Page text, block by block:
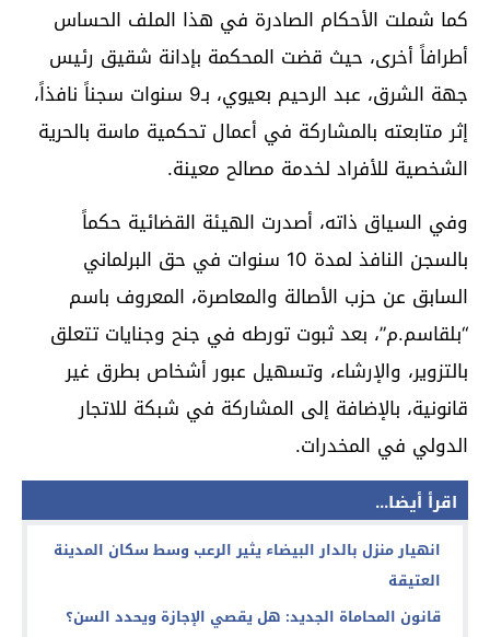
كما شملت الأحكام الصادرة في هذا الملف الحساس
أطرافاً أخرى، حيث قضت المحكمة بإدانة شقيق رئيس
جهة الشرق، عبد الرحيم بعيوي، بـ9 سنوات سجناً نافذاً،
إثر متابعته بالمشاركة في أعمال تحكمية ماسة بالحرية
الشخصية للأفراد لخدمة مصالح معينة.
وفي السياق ذاته، أصدرت الهيئة القضائية حكماً
بالسجن النافذ لمدة 10 سنوات في حق البرلماني
السابق عن حزب الأصالة والمعاصرة، المعروف باسم
“بلقاسم.م”، بعد ثبوت تورطه في جنح وجنايات تتعلق
بالتزوير، والإرشاء، وتسهيل عبور أشخاص بطرق غير
قانونية، بالإضافة إلى المشاركة في شبكة للاتجار
الدولي في المخدرات.
اقرأ أيضا...
انهيار منزل بالدار البيضاء يثير الرعب وسط سكان المدينة
العتيقة
قانون المحاماة الجديد: هل يقصي الإجازة ويحدد السن؟